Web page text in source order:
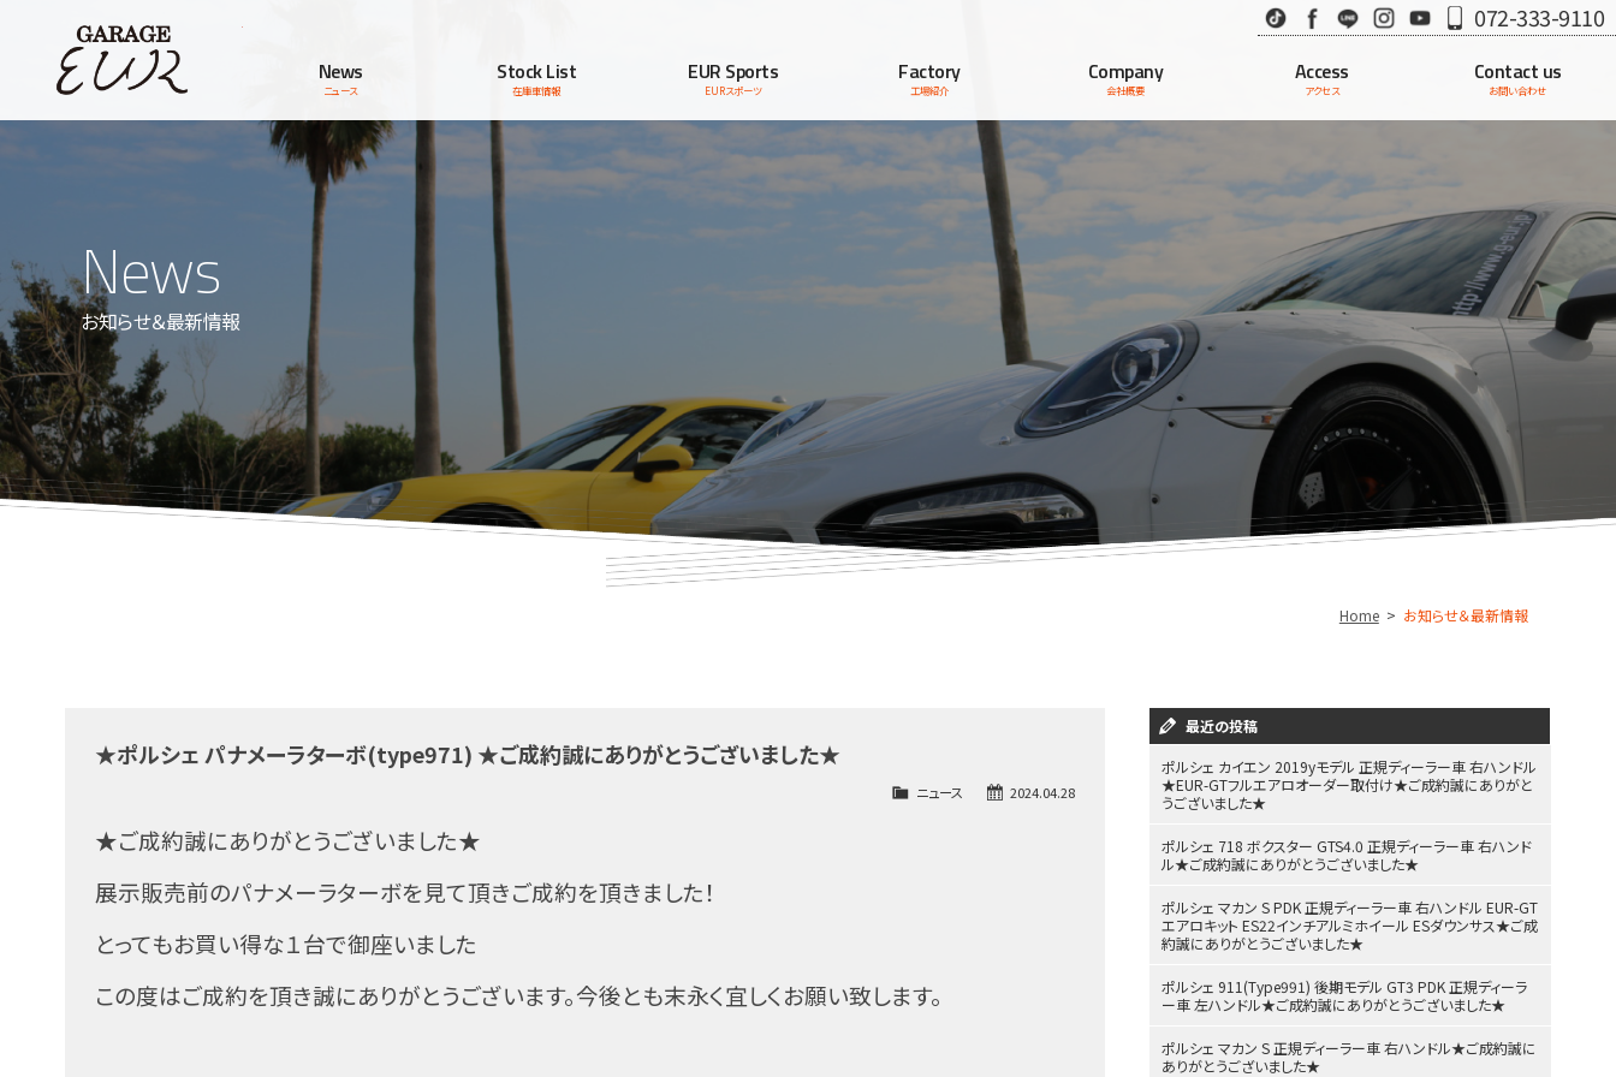
TikTok Facebook
LINE InstagramYoutube072-333-9110
News
ニュース
Stock List
在庫車情報
EUR Sports
EURスポーツ
Factory
工場紹介
Company
会社概要
Access
アクセス
Contact us
お問い合わせ
News
お知らせ＆最新情報
Home お知らせ＆最新情報
★ポルシェ パナメーラターボ(type971) ★ご成約誠にありがとうございました★
2024.04.28
ニュース
★ご成約誠にありがとうございました★
展示販売前のパナメーラターボを見て頂きご成約を頂きました！
とってもお買い得な１台で御座いました
この度はご成約を頂き誠にありがとうございます。今後とも末永く宜しくお願い致します。
最近の投稿
ポルシェ カイエン 2019yモデル 正規ディーラー車 右ハンドル
★EUR-GTフルエアロオーダー取付け★ご成約誠にありがと
うございました★
ポルシェ 718 ボクスター GTS4.0 正規ディーラー車 右ハンド
ル★ご成約誠にありがとうございました★
ポルシェ マカン S PDK 正規ディーラー車 右ハンドル EUR-GT
エアロキット ES22インチアルミホイール ESダウンサス★ご成
約誠にありがとうございました★
ポルシェ 911(Type991) 後期モデル GT3 PDK 正規ディーラ
ー車 左ハンドル★ご成約誠にありがとうございました★
ポルシェ マカン S 正規ディーラー車 右ハンドル★ご成約誠に
ありがとうございました★